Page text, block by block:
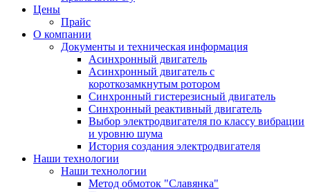
Цены
Прайс
О компании
Документы и техническая информация
Асинхронный двигатель
Асинхронный двигатель с
короткозамкнутым ротором
Синхронный гистерезисный двигатель
Синхронный реактивный двигатель
Выбор электродвигателя по классу вибрации
и уровню шума
История создания электродвигателя
Наши технологии
Наши технологии
Метод обмоток "Славянка"